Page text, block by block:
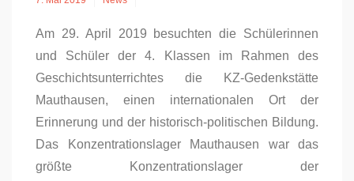
Am 29. April 2019 besuchten die Schülerinnen
und Schüler der 4. Klassen im Rahmen des
Geschichtsunterrichtes die KZ-Gedenkstätte
Mauthausen, einen internationalen Ort der
Erinnerung und der historisch-politischen Bildung.
Das Konzentrationslager Mauthausen war das
größte Konzentrationslager der